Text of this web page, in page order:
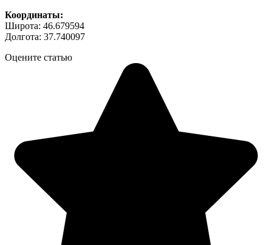
Координаты:
Широта: 46.679594
Долгота: 37.740097
Оцените статью